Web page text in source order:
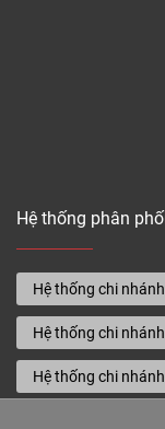
Hệ thống phân
Hệ thống chi
Hệ thống chi
Hệ thống chi